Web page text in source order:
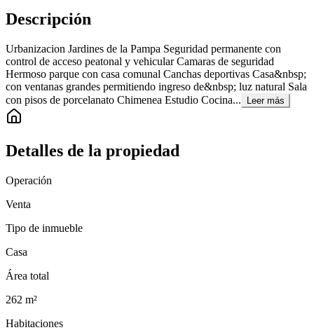
Descripción
Urbanizacion Jardines de la Pampa Seguridad permanente con
control de acceso peatonal y vehicular Camaras de seguridad
Hermoso parque con casa comunal Canchas deportivas Casa&nbsp;
con ventanas grandes permitiendo ingreso de&nbsp; luz natural Sala
con pisos de porcelanato Chimenea Estudio Cocina...
Leer más
Detalles de la propiedad
Operación
Venta
Tipo de inmueble
Casa
Área total
262 m²
Habitaciones